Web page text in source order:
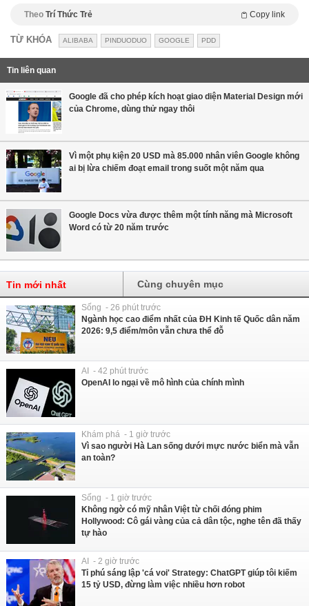
Theo Trí Thức Trẻ Copy link
TỪ KHÓA ALIBABA PINDUODUO GOOGLE PDD
Tin liên quan
Google đã cho phép kích hoạt giao diện Material Design mới
của Chrome, dùng thử ngay thôi
Vì một phụ kiện 20 USD mà 85.000 nhân viên Google không
ai bị lừa chiếm đoạt email trong suốt một năm qua
Google Docs vừa được thêm một tính năng mà Microsoft
Word có từ 20 năm trước
Tin mới nhất Cùng chuyên mục
Sống - 26 phút trước
Ngành học cao điểm nhất của ĐH Kinh tế Quốc dân năm
2026: 9,5 điểm/môn vẫn chưa thể đỗ
AI - 42 phút trước
OpenAI lo ngại về mô hình của chính mình
Khám phá - 1 giờ trước
Vì sao người Hà Lan sống dưới mực nước biển mà vẫn
an toàn?
Sống - 1 giờ trước
Không ngờ có mỹ nhân Việt từ chối đóng phim
Hollywood: Cô gái vàng của cả dân tộc, nghe tên đã thấy
tự hào
AI - 2 giờ trước
Tỉ phú sáng lập 'cá voi' Strategy: ChatGPT giúp tôi kiếm
15 tỷ USD, đừng làm việc nhiều hơn robot